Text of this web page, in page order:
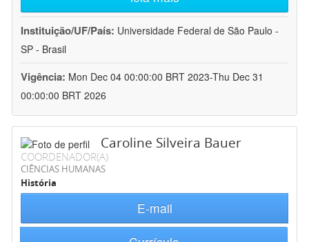
Instituição/UF/País: Universidade Federal de São Paulo -
SP - Brasil
Vigência: Mon Dec 04 00:00:00 BRT 2023-Thu Dec 31
00:00:00 BRT 2026
Caroline Silveira Bauer
COORDENADOR(A)
CIÊNCIAS HUMANAS
História
E-mail